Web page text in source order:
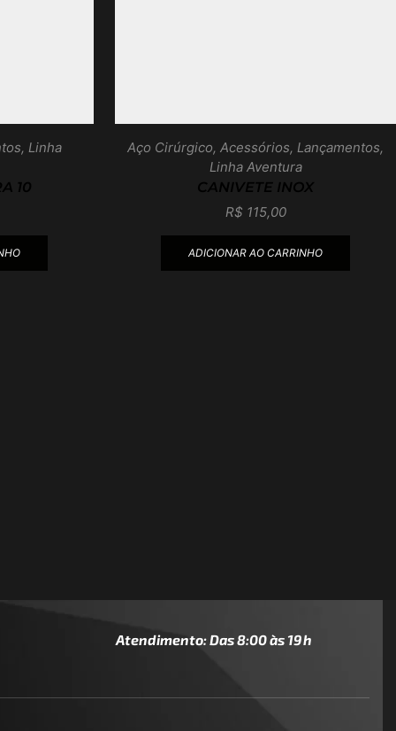
, Linha
10
Aço Cirúrgico, Acessórios, Lançamentos,
Linha Aventura
CANIVETE INOX
R$ 115,00
ADICIONAR AO CARRINHO
Atendimento: Das 8:00 às 19h